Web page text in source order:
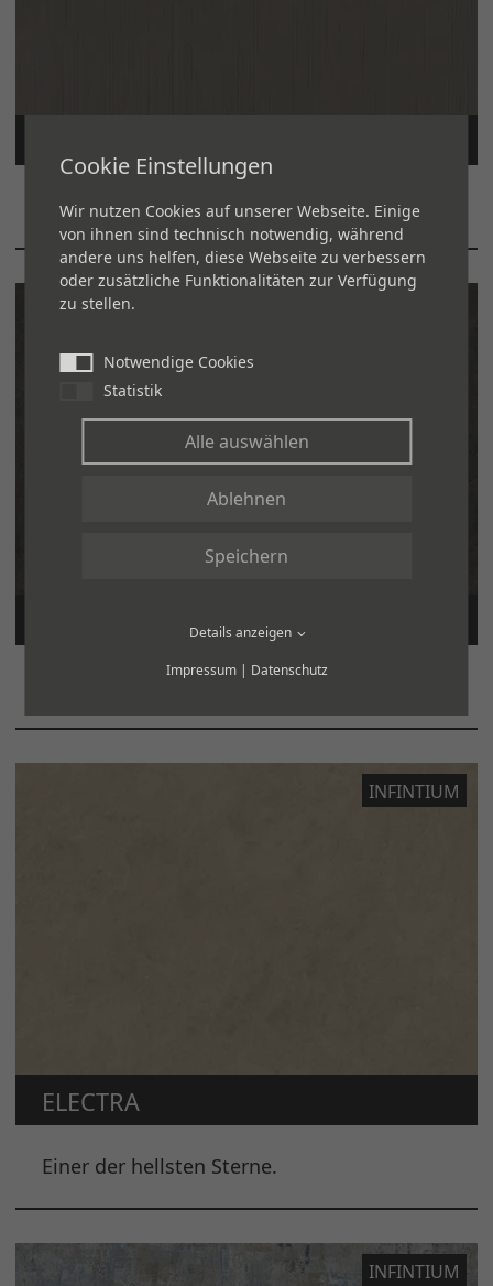
Schichtwolken in planetaren Atmosphären.
Zusammenspiel von Licht und Schatten.
INFINTIUM
ELECTRA
Einer der hellsten Sterne.
INFINTIUM
Cookie Einstellungen
Wir nutzen Cookies auf unserer Webseite. Einige
von ihnen sind technisch notwendig, während
andere uns helfen, diese Webseite zu verbessern
oder zusätzliche Funktionalitäten zur Verfügung
zu stellen.
Notwendige Cookies
Statistik
Alle auswählen
Ablehnen
Speichern
Details anzeigen
Impressum| Datenschutz